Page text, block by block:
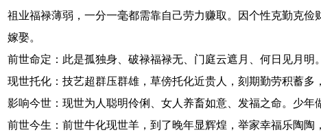
祖业福禄薄弱，一分一毫都需靠自己劳力赚取。因个性克勤克
嫁娶。
前世命定：此是孤独身、破禄福禄无、门庭云遮月、何日见月明。
现世托化：技艺超群压群雄，草傍托化近贵人，刻期勤劳积蓄多
影响今世：现世为人聪明伶俐、女人养畜如意、发福之命。少年
前世今生：前世牛化现世羊，到了晚年显辉煌，举家幸福乐陶陶